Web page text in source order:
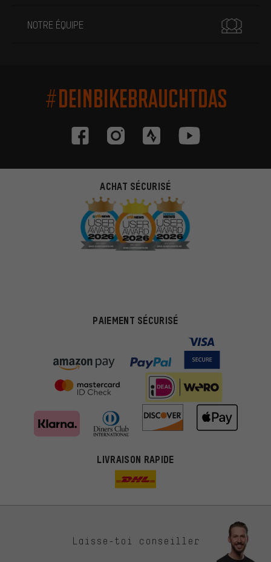
NOTRE ÉQUIPE
#DEINBIKEBRAUCHTDAS
ACHAT SÉCURISÉ
PAIEMENT SÉCURISÉ
LIVRAISON RAPIDE
Laisse-toi conseiller
Des offres plus adaptées
Au lieu de pubs au hasard, nous afficherons des offres plus